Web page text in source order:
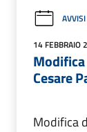
AVVISI
14 FEBBRAIO
Cesare
Modifica